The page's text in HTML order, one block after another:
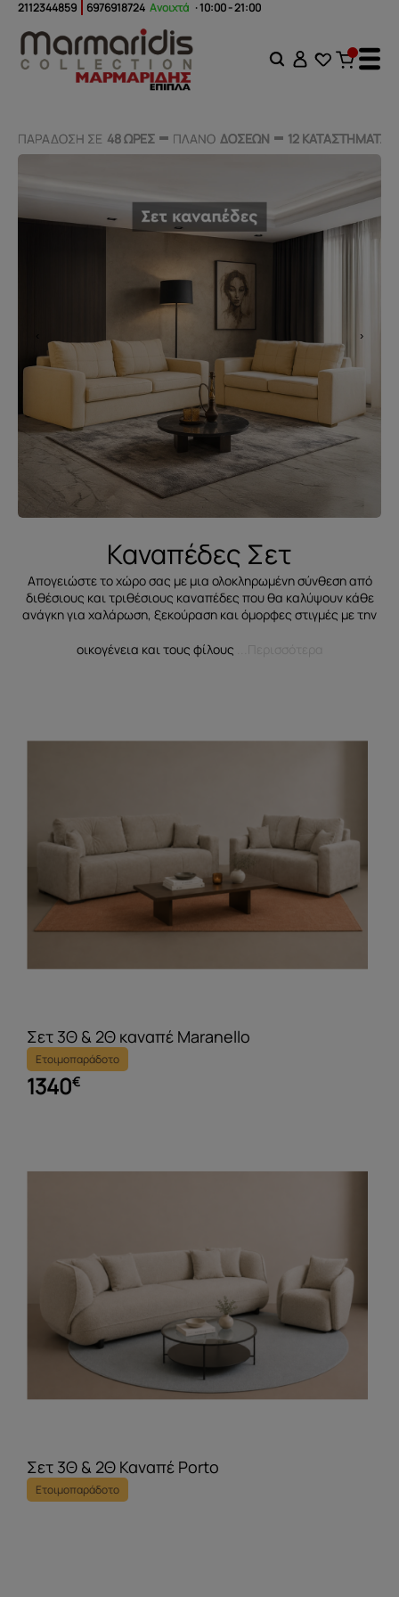
2112344859 6976918724 Ανοιχτά · 10:00 - 21:00
ΠΑΡΑΔΟΣΗ ΣΕ 48 ΩΡΕΣ ΠΛΑΝΟ ΔΟΣΕΩΝ 12 ΚΑΤΑΣΤΗΜΑΤΑ
ΠΑΡΑΔΟΣΗ ΣΕ 48 ΩΡΕΣ ΠΛΑΝΟ ΔΟΣΕΩΝ 12 ΚΑΤΑΣΤΗΜΑΤΑ
›
Καναπέδες Σετ
Απογειώστε το χώρο σας με μια ολοκληρωμένη σύνθεση από
διθέσιους και τριθέσιους καναπέδες που θα καλύψουν κάθε
ανάγκη για χαλάρωση, ξεκούραση και όμορφες στιγμές με την
οικογένεια και τους φίλους
Σετ 3Θ & 2Θ καναπέ Maranello
Ετοιμοπαράδοτο
1340€
Σετ 3Θ & 2Θ Καναπέ Porto
Ετοιμοπαράδοτο